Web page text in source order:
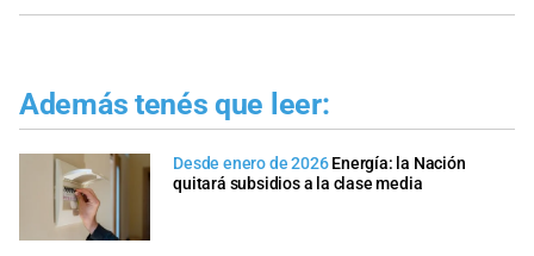
Además tenés que leer:
Desde enero de 2026 Energía: la Nación
quitará subsidios a la clase media